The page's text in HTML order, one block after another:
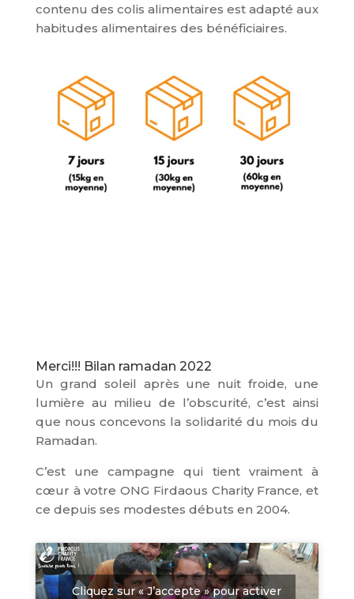
contenu des colis alimentaires est adapté aux
habitudes alimentaires des bénéficiaires.
Merci!!! Bilan ramadan 2022
Un grand soleil après une nuit froide, une
lumière au milieu de l’obscurité, c’est ainsi
que nous concevons la solidarité du mois du
Ramadan.
C’est une campagne qui tient vraiment à
cœur à votre ONG Firdaous Charity France, et
ce depuis ses modestes débuts en 2004.
Cliquez sur « J’accepte » pour activer